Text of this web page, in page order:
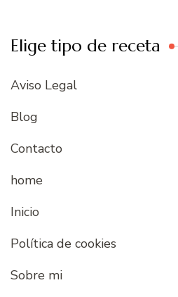
Elige tipo de receta
Aviso Legal
Blog
Contacto
home
Inicio
Política de cookies
Sobre mi